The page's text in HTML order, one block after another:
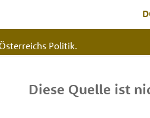
Politik.
Diese Quelle ist